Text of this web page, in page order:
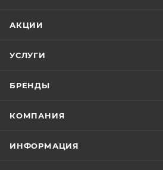
АКЦИИ
УСЛУГИ
БРЕНДЫ
КОМПАНИЯ
ИНФОРМАЦИЯ